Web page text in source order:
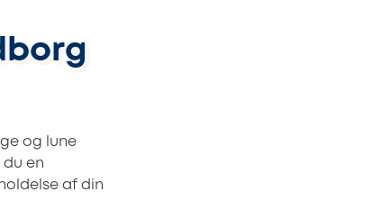
og lune
en
af din